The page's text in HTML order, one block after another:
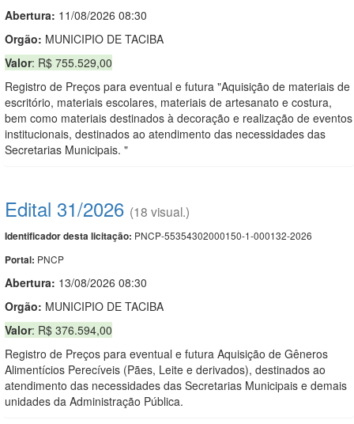
Abertura: 11/08/2026 08:30
Orgão: MUNICIPIO DE TACIBA
Valor: R$ 755.529,00
Registro de Preços para eventual e futura "Aquisição de materiais de
escritório, materiais escolares, materiais de artesanato e costura,
bem como materiais destinados à decoração e realização de eventos
institucionais, destinados ao atendimento das necessidades das
Secretarias Municipais. "
Edital 31/2026 (18 visual.)
Identificador desta licitação: PNCP-55354302000150-1-000132-2026
Portal: PNCP
Abertura: 13/08/2026 08:30
Orgão: MUNICIPIO DE TACIBA
Valor: R$ 376.594,00
Registro de Preços para eventual e futura Aquisição de Gêneros
Alimentícios Perecíveis (Pães, Leite e derivados), destinados ao
atendimento das necessidades das Secretarias Municipais e demais
unidades da Administração Pública.